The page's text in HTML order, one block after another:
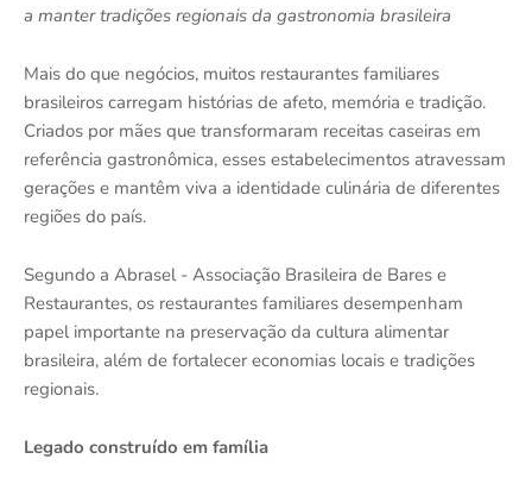
a manter tradições regionais da gastronomia brasileira
Mais do que negócios, muitos restaurantes familiares
brasileiros carregam histórias de afeto, memória e tradição.
Criados por mães que transformaram receitas caseiras em
referência gastronômica, esses estabelecimentos atravessam
gerações e mantêm viva a identidade culinária de diferentes
regiões do país.
Segundo a Abrasel - Associação Brasileira de Bares e
Restaurantes, os restaurantes familiares desempenham
papel importante na preservação da cultura alimentar
brasileira, além de fortalecer economias locais e tradições
regionais.
Legado construído em família